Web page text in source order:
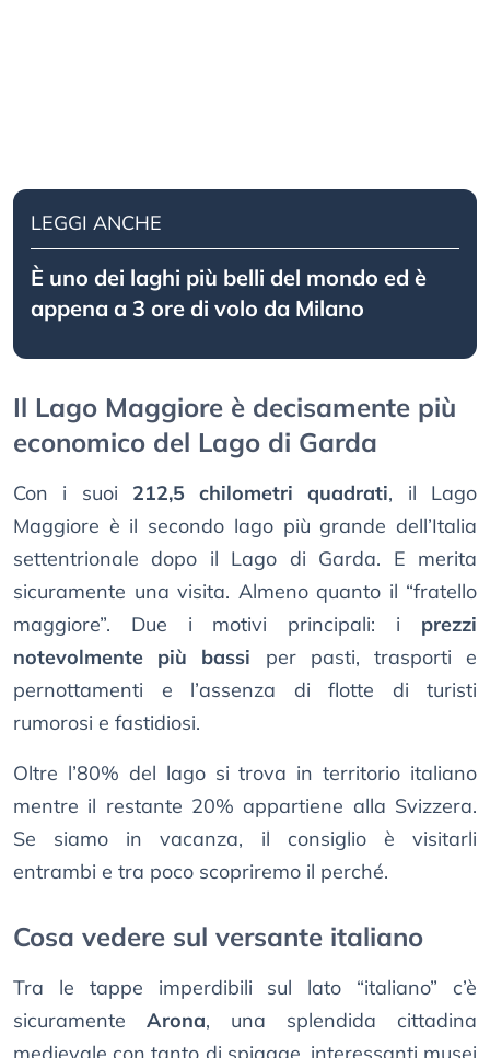
LEGGI ANCHE
È uno dei laghi più belli del mondo ed è
appena a 3 ore di volo da Milano
Il Lago Maggiore è decisamente più
economico del Lago di Garda
Con i suoi 212,5 chilometri quadrati, il Lago
Maggiore è il secondo lago più grande dell’Italia
settentrionale dopo il Lago di Garda. E merita
sicuramente una visita. Almeno quanto il “fratello
maggiore”. Due i motivi principali: i prezzi
notevolmente più bassi per pasti, trasporti e
pernottamenti e l’assenza di flotte di turisti
rumorosi e fastidiosi.
Oltre l’80% del lago si trova in territorio italiano
mentre il restante 20% appartiene alla Svizzera.
Se siamo in vacanza, il consiglio è visitarli
entrambi e tra poco scopriremo il perché.
Cosa vedere sul versante italiano
Tra le tappe imperdibili sul lato “italiano” c’è
sicuramente Arona, una splendida cittadina